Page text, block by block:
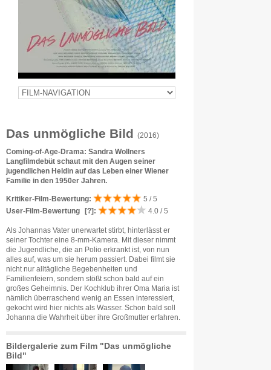
Das unmögliche Bild (2016)
Coming-of-Age-Drama: Sandra Wollners
Langfilmdebüt schaut mit den Augen seiner
jugendlichen Heldin auf das Leben einer Wiener
Familie in den 1950er Jahren.
Kritiker-Film-Bewertung:
5 / 5
User-Film-Bewertung
[?] : 4.0 / 5
Als Johannas Vater unerwartet stirbt, hinterlässt er
seiner Tochter eine 8-mm-Kamera. Mit dieser nimmt
die Jugendliche, die an Polio erkrankt ist, von nun
alles auf, was um sie herum passiert. Dabei filmt sie
nicht nur alltägliche Begebenheiten und
Familienfeiern, sondern stößt schon bald auf ein
großes Geheimnis. Der Kochklub ihrer Oma Maria ist
nämlich überraschend wenig an Essen interessiert,
gekocht wird hier nichts als Wasser. Schon bald soll
Johanna die Wahrheit über ihre Großmutter erfahren.
Bildergalerie zum Film "Das unmögliche
Bild"